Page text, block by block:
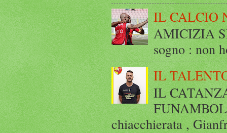
IL CALCIO
AMICIZIA
sogno : non
IL
IL
chiacchierata ,